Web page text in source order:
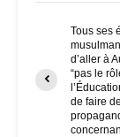
Tous ses
d’aller à
“pas le
de faire